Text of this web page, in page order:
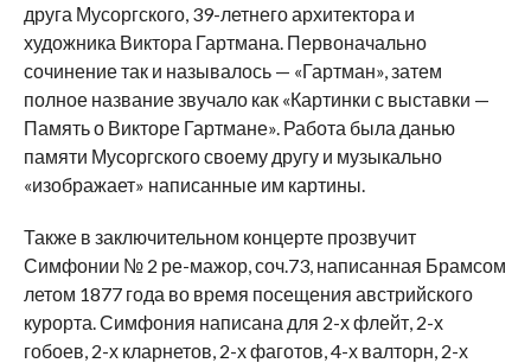
друга Мусоргского, 39-летнего архитектора и
художника Виктора Гартмана. Первоначально
сочинение так и называлось — «Гартман», затем
полное название звучало как «Картинки с выставки —
Память о Викторе Гартмане». Работа была данью
памяти Мусоргского своему другу и музыкально
«изображает» написанные им картины.
Также в заключительном концерте прозвучит
Симфонии № 2 ре-мажор, соч.73, написанная Брамсом
летом 1877 года во время посещения австрийского
курорта. Симфония написана для 2-х флейт, 2-х
гобоев, 2-х кларнетов, 2-х фаготов, 4-х валторн, 2-х